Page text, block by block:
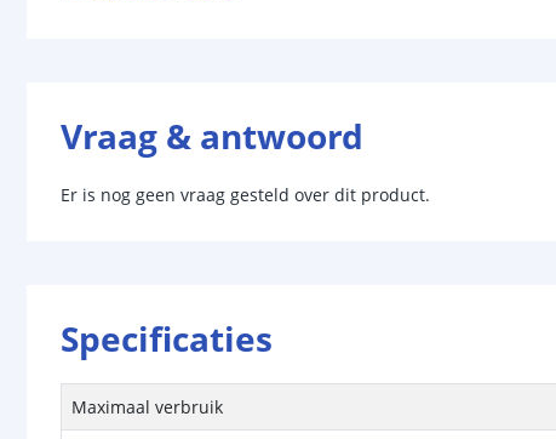
Vraag & antwoord
Er is nog geen vraag gesteld over dit product.
Specificaties
Maximaal verbruik